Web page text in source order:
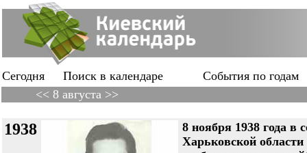
Сегодня Поиск в календаре
События по годам
<< 8 августа >>
1938
8 ноября 1938 года в
Харьковской